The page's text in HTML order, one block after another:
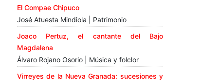
El Compae Chipuco
José Atuesta Mindiola | Patrimonio
Joaco Pertuz, el cantante del Bajo
Magdalena
Álvaro Rojano Osorio | Música y folclor
Virreyes de la Nueva Granada: sucesiones y